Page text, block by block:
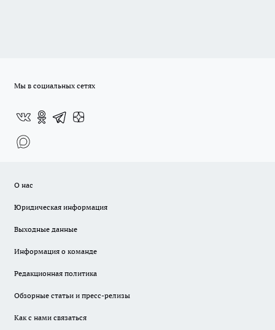
Мы в социальных сетях
О нас
Юридическая информация
Выходные данные
Информация о команде
Редакционная политика
Обзорные статьи и пресс-релизы
Как с нами связаться